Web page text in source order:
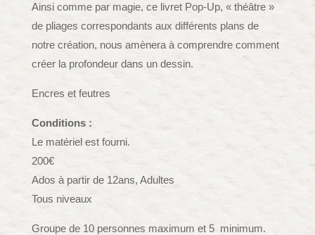
Ainsi comme par magie, ce livret Pop-Up, « théâtre »
de pliages correspondants aux différents plans de
notre création, nous amènera à comprendre comment
créer la profondeur dans un dessin.
Encres et feutres
Conditions :
Le matériel est fourni.
200€
Ados à partir de 12ans, Adultes
Tous niveaux
Groupe de 10 personnes maximum et 5 minimum.